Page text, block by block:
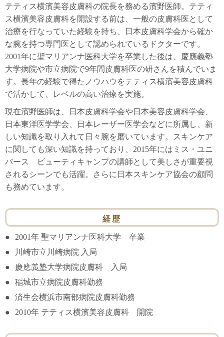
テティス横濱美容皮膚科の院長を務める濱野医師。テティ
ス横濱美容皮膚科を開設する前は、一般の皮膚科医として
治療を行なっていた経験を持ち、日本皮膚科学会から確か
な腕を持つ専門医として認められているドクターです。
2001年に聖マリアンナ医科大学を卒業した後は、慶應義塾
大学病院や市立病院で9年間皮膚科医の研さんを積んでいま
す。長年の経験で得たノウハウをテティス横濱美容皮膚科
で活かして、レベルの高い治療を実施。
現在濱野医師は、日本皮膚科学会や日本美容皮膚科学会、
日本東洋医学学会、日本レーザー医学会などに所属し、新
しい知識を取り入れて日々腕を磨いています。スキンケア
に関しても深い知識を持っており、2015年にはミス・ユニ
バース ビューティキャンプの講師として美しさが重要視
されるシーンでも活躍。さらに日本スキンケア協会の顧問
も務めています。
経歴
2001年 聖マリアンナ医科大学 卒業
川崎市立川崎病院 入局
慶應義塾大学病院皮膚科 入局
稲城市立病院皮膚科勤務
済生会横浜市南部病院皮膚科勤務
2010年 テティス横濱美容皮膚科 開院